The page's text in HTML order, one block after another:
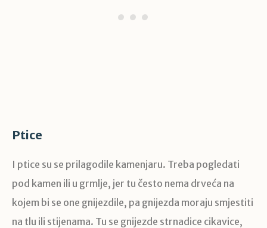
Ptice
I ptice su se prilagodile kamenjaru. Treba pogledati
pod kamen ili u grmlje, jer tu često nema drveća na
kojem bi se one gnijezdile, pa gnijezda moraju smjestiti
na tlu ili stijenama. Tu se gnijezde strnadice cikavice,